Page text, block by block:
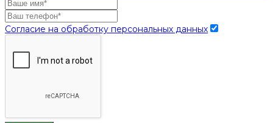
Согласие на обработку персональных данных